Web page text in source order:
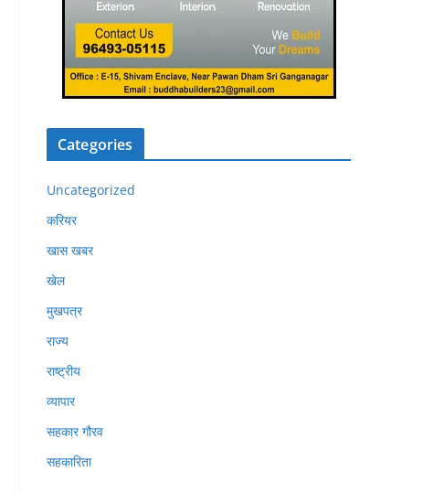
Categories
Uncategorized
करियर
खास खबर
खेल
मुखपत्र
राज्य
राष्ट्रीय
व्यापार
सहकार गौरव
सहकारिता